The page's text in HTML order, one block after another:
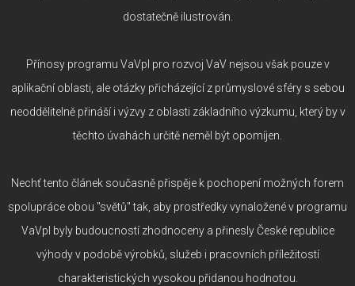
dostatečně ilustrován.
Přínosy programu VaVpI pro rozvoj VaV nejsou však pouze v
aplikační oblasti, ale otázky přicházející z průmyslové sféry s sebou
neoddělitelně přináší i výzvy z oblasti základního výzkumu, který by v
těchto úvahách určitě neměl být opomíjen.
Nechť tento článek současně přispěje k pochopení možných forem
spolupráce obou "světů" tak, aby prostředky vynaložené v programu
VaVpI byly budoucností zhodnoceny a přinesly České republice
výhody v podobě výrobků, služeb i pracovních příležitostí
charakteristických vysokou přidanou hodnotou.